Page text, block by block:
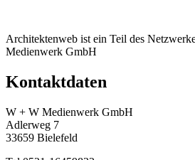
Architektenweb ist ein Teil des
Medienwerk GmbH
Kontaktdaten
W + W Medienwerk GmbH
Adlerweg 7
33659 Bielefeld